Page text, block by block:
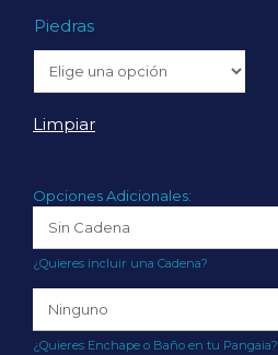
Piedras
Limpiar
Opciones Adicionales:
¿Quieres incluir una Cadena?
¿Quieres Enchape o Baño en tu Pangaia?